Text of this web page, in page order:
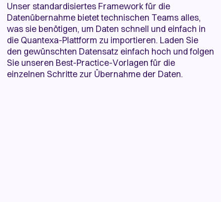
Unser standardisiertes Framework für die
Datenübernahme bietet technischen Teams alles,
was sie benötigen, um Daten schnell und einfach in
die Quantexa-Plattform zu importieren. Laden Sie
den gewünschten Datensatz einfach hoch und folgen
Sie unseren Best-Practice-Vorlagen für die
einzelnen Schritte zur Übernahme der Daten.